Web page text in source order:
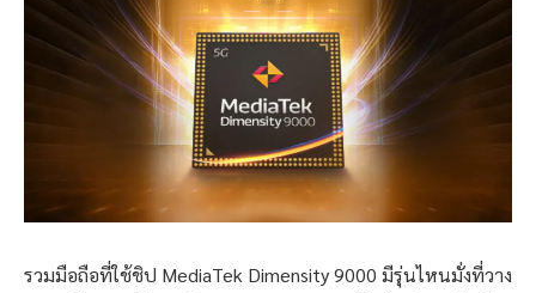
รวมมือถือที่ใช้ชิป MediaTek Dimensity 9000 มีรุ่นไหนมั่งที่วาง